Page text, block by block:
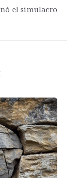
el simulacro